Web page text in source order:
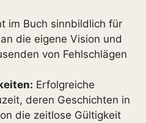
im Buch sinnbildlich für
die eigene Vision und
von Fehlschlägen
Erfolgreiche
deren Geschichten in
die zeitlose Gültigkeit